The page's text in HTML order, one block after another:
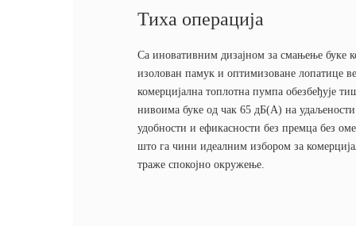
Тиха операција
Са иновативним дизајном за смањење буке
изолован памук и оптимизоване лопатице
комерцијална топлотна пумпа обезбеђује
нивоима буке од чак 65 дБ(А) на
удобности и ефикасности без премца без
што га чини идеалним избором за
траже спокојно окружење.